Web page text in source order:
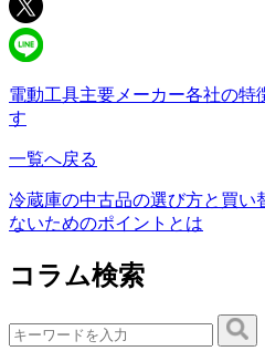
電動工具主要メーカー各社の特
す
一覧へ戻る
冷蔵庫の中古品の選び方と買い
ないためのポイントとは
コラム検索